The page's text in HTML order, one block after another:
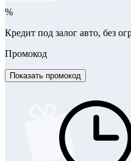
%
Кредит под залог авто, без
Промокод
Показать промокод